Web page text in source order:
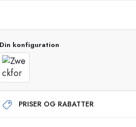
Glas
Din konfiguration
PRISER OG RABATTER